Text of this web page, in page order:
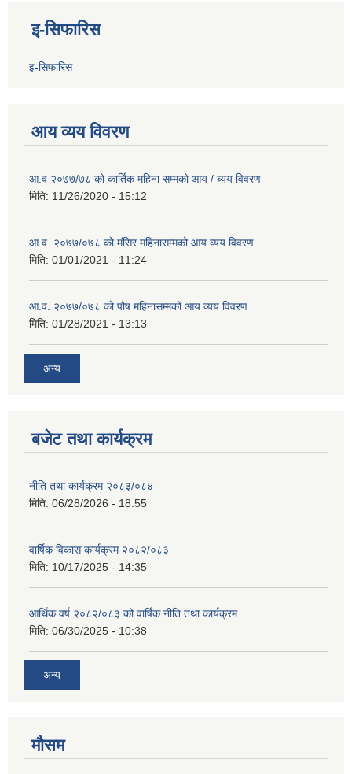
इ-सिफारिस
इ-सिफारिस
आय व्यय विवरण
आ.व २०७७/७८ को कार्तिक महिना सम्मको आय / ब्यय विवरण
मिति: 11/26/2020 - 15:12
आ.व. २०७७/०७८ को मंसिर महिनासम्मको आय व्यय विवरण
मिति: 01/01/2021 - 11:24
आ.व. २०७७/०७८ को पौष महिनासम्मको आय व्यय विवरण
मिति: 01/28/2021 - 13:13
अन्य
बजेट तथा कार्यक्रम
नीति तथा कार्यक्रम २०८३/०८४
मिति: 06/28/2026 - 18:55
वार्षिक विकास कार्यक्रम २०८२/०८३
मिति: 10/17/2025 - 14:35
आर्थिक वर्ष २०८२/०८३ को वार्षिक नीति तथा कार्यक्रम
मिति: 06/30/2025 - 10:38
अन्य
मौसम